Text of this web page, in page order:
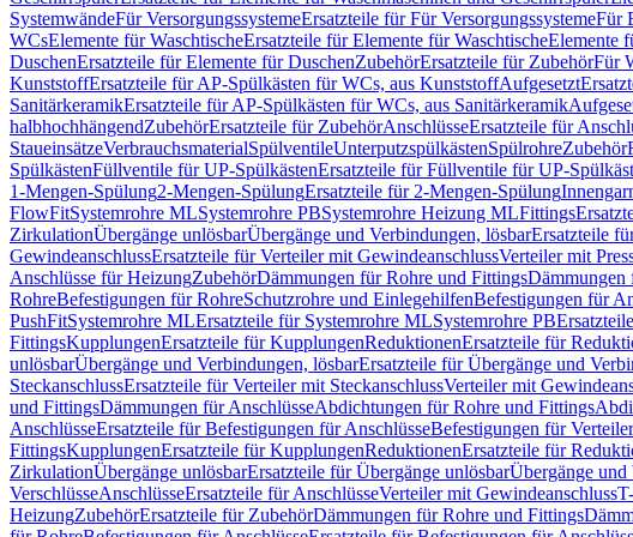
SystemwändeFür VersorgungssystemeErsatzteile für Für VersorgungssystemeFür
WCsElemente für WaschtischeErsatzteile für Elemente für WaschtischeElemente
DuschenErsatzteile für Elemente für DuschenZubehörErsatzteile für ZubehörFür
KunststoffErsatzteile für AP-Spülkästen für WCs, aus KunststoffAufgesetzt
SanitärkeramikErsatzteile für AP-Spülkästen für WCs, aus Sanitärkeramik
halbhochhängendZubehörErsatzteile für ZubehörAnschlüsseErsatzteile für
StaueinsätzeVerbrauchsmaterialSpülventileUnterputzspülkästenSpülrohreZubehör
SpülkästenFüllventile für UP-SpülkästenErsatzteile für Füllventile für UP-
1-Mengen-Spülung2-Mengen-SpülungErsatzteile für 2-Mengen-Spülung
FlowFitSystemrohre MLSystemrohre PBSystemrohre Heizung MLFittings
ZirkulationÜbergänge unlösbarÜbergänge und Verbindungen, lösbarErsatzteile
GewindeanschlussErsatzteile für Verteiler mit GewindeanschlussVerteiler mit
Anschlüsse für HeizungZubehörDämmungen für Rohre und FittingsDämmungen
RohreBefestigungen für RohreSchutzrohre und EinlegehilfenBefestigungen für
PushFitSystemrohre MLErsatzteile für Systemrohre MLSystemrohre PB
FittingsKupplungenErsatzteile für KupplungenReduktionenErsatzteile für
unlösbarÜbergänge und Verbindungen, lösbarErsatzteile für Übergänge und
SteckanschlussErsatzteile für Verteiler mit SteckanschlussVerteiler mit
und FittingsDämmungen für AnschlüsseAbdichtungen für Rohre und Fittings
AnschlüsseErsatzteile für Befestigungen für AnschlüsseBefestigungen für Verteiler
FittingsKupplungenErsatzteile für KupplungenReduktionenErsatzteile für
ZirkulationÜbergänge unlösbarErsatzteile für Übergänge unlösbarÜbergänge und
VerschlüsseAnschlüsseErsatzteile für AnschlüsseVerteiler mit Gewindeanschluss
HeizungZubehörErsatzteile für ZubehörDämmungen für Rohre und Fittings